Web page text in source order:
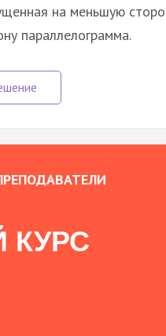
на меньшую
параллелограмма.
КУРС